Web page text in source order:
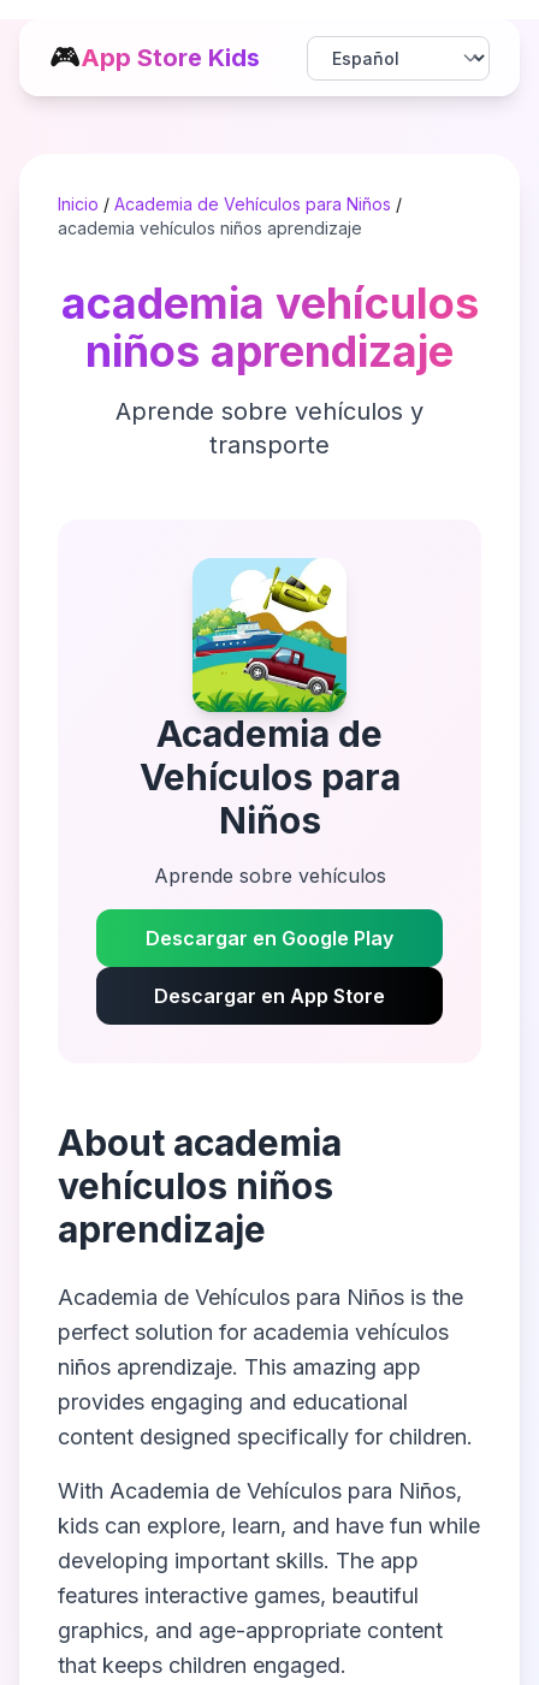
🎮App Store Kids
Inicio / Academia de Vehículos para Niños /
academia vehículos niños aprendizaje
academia vehículos
niños aprendizaje
Aprende sobre vehículos y
transporte
Academia de
Vehículos para
Niños
Aprende sobre vehículos
Descargar en Google Play
Descargar en App Store
About academia
vehículos niños
aprendizaje
Academia de Vehículos para Niños is the
perfect solution for academia vehículos
niños aprendizaje. This amazing app
provides engaging and educational
content designed specifically for children.
With Academia de Vehículos para Niños,
kids can explore, learn, and have fun while
developing important skills. The app
features interactive games, beautiful
graphics, and age-appropriate content
that keeps children engaged.